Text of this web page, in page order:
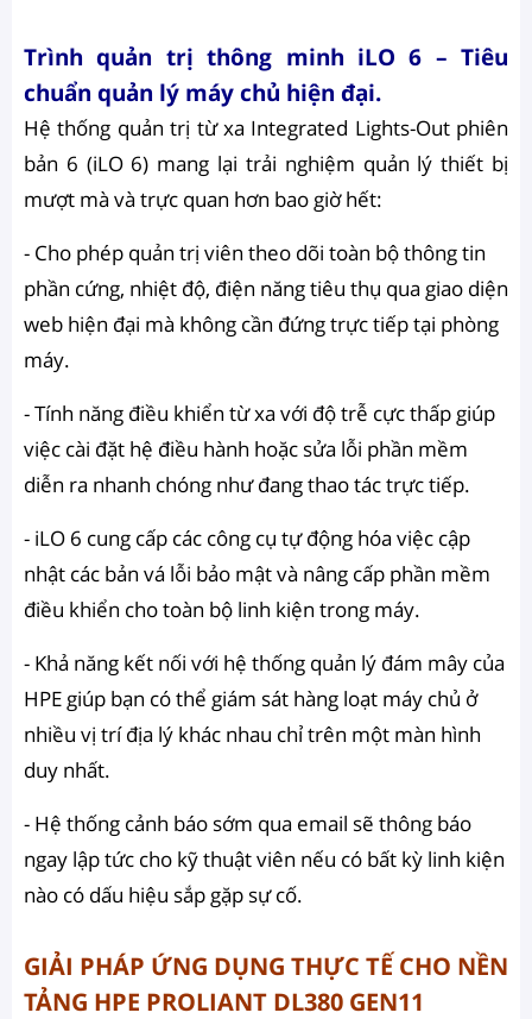
Trình quản trị thông minh iLO 6 – Tiêu
chuẩn quản lý máy chủ hiện đại.
Hệ thống quản trị từ xa Integrated Lights-Out phiên
bản 6 (iLO 6) mang lại trải nghiệm quản lý thiết bị
mượt mà và trực quan hơn bao giờ hết:
- Cho phép quản trị viên theo dõi toàn bộ thông tin
phần cứng, nhiệt độ, điện năng tiêu thụ qua giao diện
web hiện đại mà không cần đứng trực tiếp tại phòng
máy.
- Tính năng điều khiển từ xa với độ trễ cực thấp giúp
việc cài đặt hệ điều hành hoặc sửa lỗi phần mềm
diễn ra nhanh chóng như đang thao tác trực tiếp.
- iLO 6 cung cấp các công cụ tự động hóa việc cập
nhật các bản vá lỗi bảo mật và nâng cấp phần mềm
điều khiển cho toàn bộ linh kiện trong máy.
- Khả năng kết nối với hệ thống quản lý đám mây của
HPE giúp bạn có thể giám sát hàng loạt máy chủ ở
nhiều vị trí địa lý khác nhau chỉ trên một màn hình
duy nhất.
- Hệ thống cảnh báo sớm qua email sẽ thông báo
ngay lập tức cho kỹ thuật viên nếu có bất kỳ linh kiện
nào có dấu hiệu sắp gặp sự cố.
GIẢI PHÁP ỨNG DỤNG THỰC TẾ CHO NỀN
TẢNG HPE PROLIANT DL380 GEN11